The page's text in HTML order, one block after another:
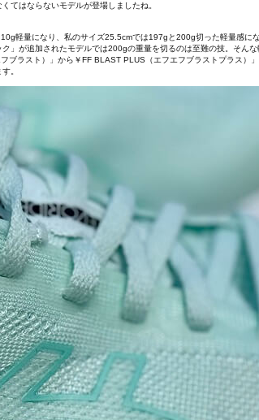
てはならないモデルが登場しましたね。
軽量になり、私のサイズ25.5cmでは197gと200g切った軽量感にな
」が追加されたモデルでは200gの重量を切るのは至難の技。そ
ブラスト）」から￥FF BLAST PLUS（エフエフブラストプラス
。